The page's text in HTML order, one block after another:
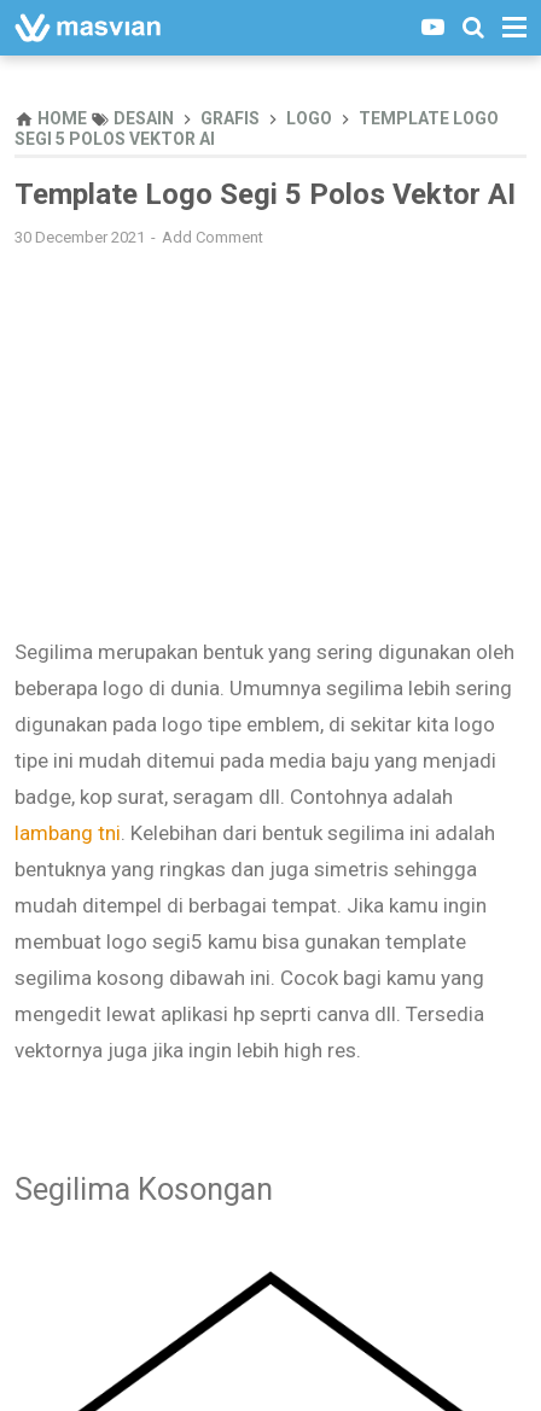
HOME DESAIN GRAFIS LOGO
TEMPLATE LOGO
SEGI 5 POLOS VEKTOR AI
Template Logo Segi 5 Polos Vektor AI
30 December 2021 Add Comment
Segilima merupakan bentuk yang sering digunakan oleh
beberapa logo di dunia. Umumnya segilima lebih sering
digunakan pada logo tipe emblem, di sekitar kita logo
tipe ini mudah ditemui pada media baju yang menjadi
badge, kop surat, seragam dll. Contohnya adalah
lambang tni . Kelebihan dari bentuk segilima ini adalah
bentuknya yang ringkas dan juga simetris sehingga
mudah ditempel di berbagai tempat. Jika kamu ingin
membuat logo segi5 kamu bisa gunakan template
segilima kosong dibawah ini. Cocok bagi kamu yang
mengedit lewat aplikasi hp seprti canva dll. Tersedia
vektornya juga jika ingin lebih high res.
Segilima Kosongan